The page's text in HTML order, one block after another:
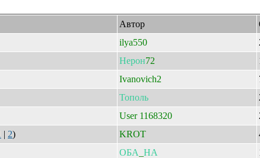
Автор
ilya550
Нерон72
Ivanovich2
Тополь
User 1168320
| 2) KROT
ОБА НА